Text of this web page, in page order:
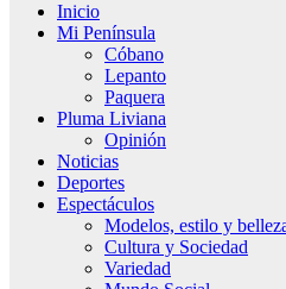
Inicio
Mi Península
Cóbano
Lepanto
Paquera
Pluma Liviana
Opinión
Noticias
Deportes
Espectáculos
Modelos, estilo y
Cultura y Sociedad
Variedad